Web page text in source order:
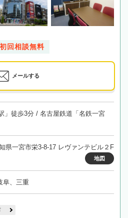
初回相談無料
メールする
」徒歩3分 / 名古屋鉄道「名鉄一宮
県一宮市栄3-8-17 レヴァンテビル２F
地図
阜、三重